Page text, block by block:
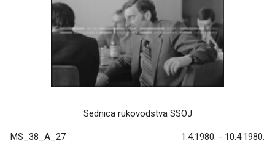
Sednica rukovodstva SSOJ
MS_38_A_27 1.4.1980. - 10.4.1980.